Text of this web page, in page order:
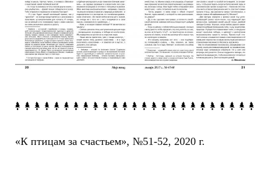
«К птицам за счастьем», №51-52, 2020 г.